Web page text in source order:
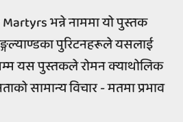
भन्ने नाममा यो पुस्तक
पुरिटनहरूले यसलाई
यस पुस्तकले रोमन क्याथोलिक
सामान्य विचार - मतमा प्रभाव